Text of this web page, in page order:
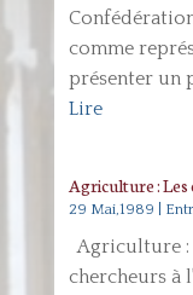
comme
présenter un
Lire
Agriculture : Les
29 Mai,1989
Agriculture :
chercheurs à